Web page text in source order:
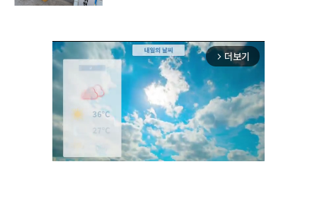
arrow_forward_ios 더보기